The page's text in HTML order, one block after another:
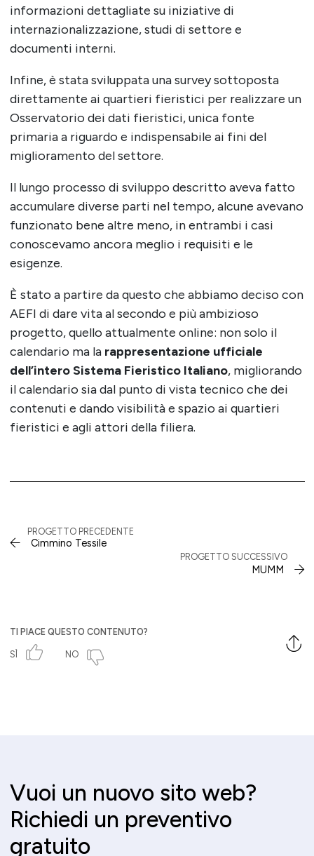
informazioni dettagliate su iniziative di
internazionalizzazione, studi di settore e
documenti interni.
Infine, è stata sviluppata una survey sottoposta
direttamente ai quartieri fieristici per realizzare un
Osservatorio dei dati fieristici, unica fonte
primaria a riguardo e indispensabile ai fini del
miglioramento del settore.
Il lungo processo di sviluppo descritto aveva fatto
accumulare diverse parti nel tempo, alcune avevano
funzionato bene altre meno, in entrambi i casi
conoscevamo ancora meglio i requisiti e le
esigenze.
È stato a partire da questo che abbiamo deciso con
AEFI di dare vita al secondo e più ambizioso
progetto, quello attualmente online: non solo il
calendario ma la rappresentazione ufficiale
dell’intero Sistema Fieristico Italiano, migliorando
il calendario sia dal punto di vista tecnico che dei
contenuti e dando visibilità e spazio ai quartieri
fieristici e agli attori della filiera.
PROGETTO PRECEDENTE
Cimmino Tessile
PROGETTO SUCCESSIVO
MUMM
TI PIACE QUESTO CONTENUTO?
SÌ NO
Vuoi un nuovo sito web?
Richiedi un preventivo
gratuito